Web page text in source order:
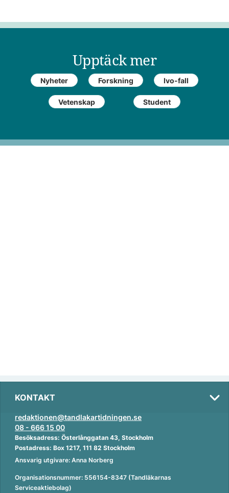
Upptäck mer
Nyheter Forskning Ivo-fall
Vetenskap Student
KONTAKT
redaktionen@tandlakartidningen.se
08 - 666 15 00
Besöksadress: Österlånggatan 43, Stockholm
Postadress: Box 1217, 111 82 Stockholm
Ansvarig utgivare: Anna Norberg
Organisationsnummer: 556154-8347 (Tandläkarnas
Serviceaktiebolag)